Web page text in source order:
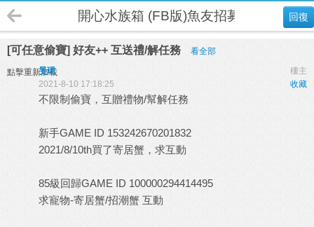
回復
開心水族箱 (FB版)魚友招募
[可任意偷寶] 好友++ 互送禮/解任務 看全部
點擊重新加載 樓主
旻珺
收藏
2021-8-10 17:18:25
不限制偷寶，互贈禮物/幫解任務
新手GAME ID 153242670201832
2021/8/10th買了寄居蟹，求互動
85級回歸GAME ID 100000294414495
求寵物-寄居蟹/招潮蟹 互動